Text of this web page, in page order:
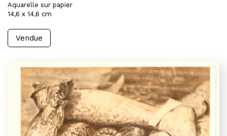
Aquarelle sur papier
14,6 x 14,6 cm
Vendue